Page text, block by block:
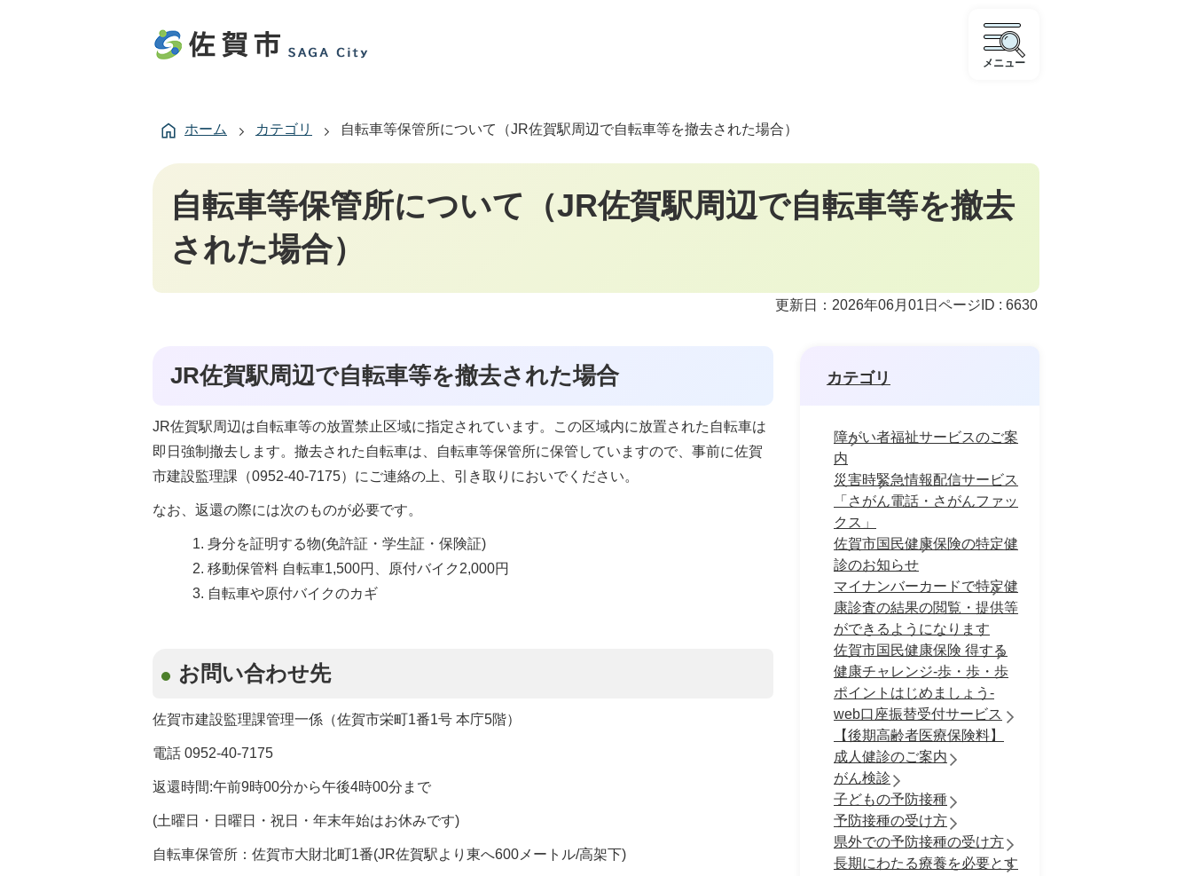
メニュー
ホーム カテゴリ 自転車等保管所について（JR佐賀駅周辺で自転車等を撤去された場合）
自転車等保管所について（JR佐賀駅周辺で自転車等を撤去
された場合）
更新日：2026年06月01日 ページID : 6630
JR佐賀駅周辺で自転車等を撤去された場合
JR佐賀駅周辺は自転車等の放置禁止区域に指定されています。この区域内に放置された自転車は
即日強制撤去します。撤去された自転車は、自転車等保管所に保管していますので、事前に佐賀
市建設監理課（0952-40-7175）にご連絡の上、引き取りにおいでください。
なお、返還の際には次のものが必要です。
身分を証明する物(免許証・学生証・保険証)
移動保管料 自転車1,500円、原付バイク2,000円
自転車や原付バイクのカギ
お問い合わせ先
佐賀市建設監理課管理一係（佐賀市栄町1番1号 本庁5階）
電話 0952-40-7175
返還時間:午前9時00分から午後4時00分まで
(土曜日・日曜日・祝日・年末年始はお休みです)
自転車保管所：佐賀市大財北町1番(JR佐賀駅より東へ600メートル/高架下)
カテゴリ
障がい者福祉サービスのご案
内
災害時緊急情報配信サービス
「さがん電話・さがんファッ
クス」
佐賀市国民健康保険の特定健
診のお知らせ
マイナンバーカードで特定健
康診査の結果の閲覧・提供等
ができるようになります
佐賀市国民健康保険 得する
健康チャレンジ-歩・歩・歩
ポイントはじめましょう-
web口座振替受付サービス
【後期高齢者医療保険料】
成人健診のご案内
がん検診
子どもの予防接種
予防接種の受け方
県外での予防接種の受け方
長期にわたる療養を必要とす